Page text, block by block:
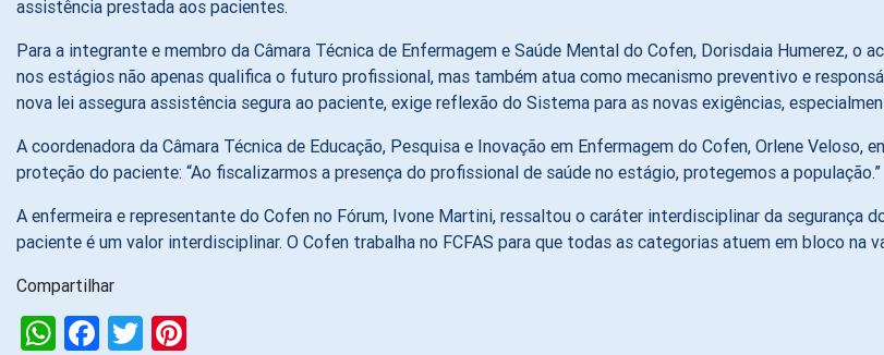
assistência prestada aos pacientes.
Para a integrante e membro da Câmara Técnica de Enfermagem e Saúde Mental do Cofen, Dorisdaia Humerez,
nos estágios não apenas qualifica o futuro profissional, mas também atua como mecanismo preventivo e
nova lei assegura assistência segura ao paciente, exige reflexão do Sistema para as novas exigências,
A coordenadora da Câmara Técnica de Educação, Pesquisa e Inovação em Enfermagem do Cofen, Orlene
proteção do paciente: “Ao fiscalizarmos a presença do profissional de saúde no estágio, protegemos a população.”
A enfermeira e representante do Cofen no Fórum, Ivone Martini, ressaltou o caráter interdisciplinar da segurança
paciente é um valor interdisciplinar. O Cofen trabalha no FCFAS para que todas as categorias atuem em bloco na
Compartilhar
WhatsApp
Facebook
Twitter